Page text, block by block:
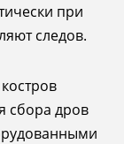
при
следов.
сбора дров